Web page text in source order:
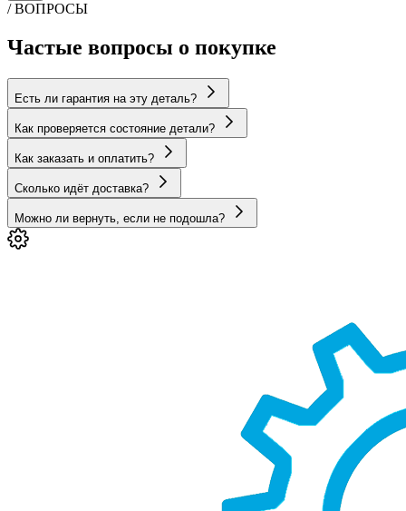
/ ВОПРОСЫ
Частые вопросы о покупке
Есть ли гарантия на эту деталь?
Как проверяется состояние детали?
Как заказать и оплатить?
Сколько идёт доставка?
Можно ли вернуть, если не подошла?